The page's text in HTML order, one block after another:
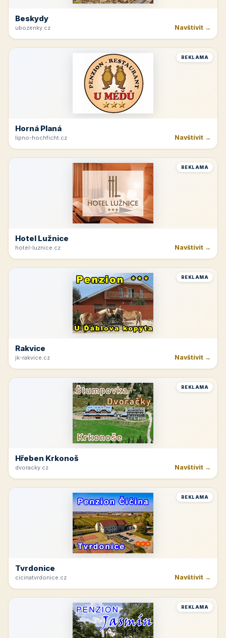
Beskydy
ubozenky.cz Navštívit →
REKLAMA
Horná Planá
lipno-hochficht.cz Navštívit →
REKLAMA
Hotel Lužnice
hotel-luznice.cz Navštívit →
REKLAMA
Rakvice
jk-rakvice.cz Navštívit →
REKLAMA
Hřeben Krkonoš
dvoracky.cz Navštívit →
REKLAMA
Tvrdonice
cicinatvrdonice.cz Navštívit →
REKLAMA